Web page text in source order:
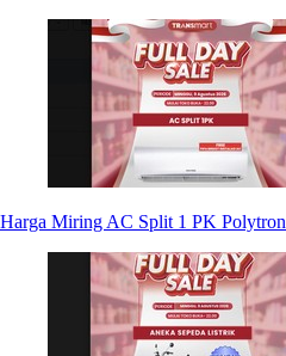
Harga Miring AC Split 1 PK